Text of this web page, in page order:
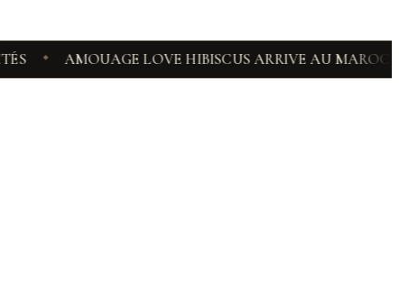
AMOUAGE LOVE HIBISCUS ARRIVE AU MAROC, VOICI